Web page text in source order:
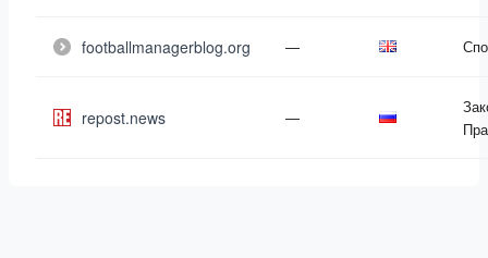
footballmanagerblog.org —
repost.news —